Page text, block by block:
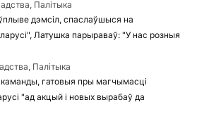
Палітыка
дэмсіл, спаслаўшыся на
Латушка парыраваў: "У нас розныя
Палітыка
гатовыя пры магчымасці
"ад акцый і новых вырабаў да